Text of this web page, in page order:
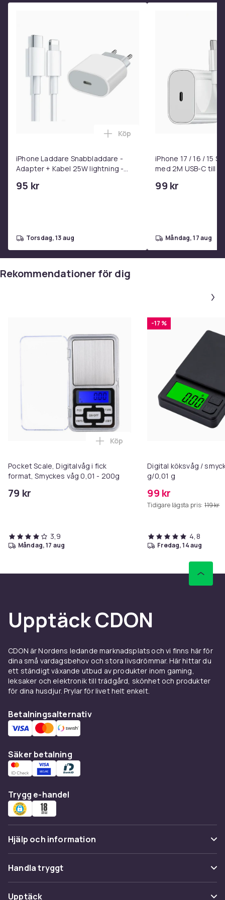
iPhone Laddare Snabbladdare -
Adapter + Kabel 25W lightning -
95 kr
Lägg till iPhone Laddare
Köp
torsdag, 13 aug
iPhone 17 / 16 / 15
med 2M USB-C till
99 kr
måndag, 17 aug
Rekommendationer för dig
Pocket Scale, Digitalvåg i fick
format, Smyckes våg 0,01 - 200g
79 kr
Lägg till Pocket Scale,
Köp
3,9
måndag, 17 aug
-17 %
Digital köksvåg /
g/0,01 g
99 kr
Tidigare lägsta pris: 119 kr
4,8
fredag, 14 aug
Upptäck CDON
CDON är Nordens ledande marknadsplats och vi finns här för
dina små vardagsbehov och stora livsdrömmar. Här hittar du
ett ständigt växande utbud av produkter inom gaming,
leksaker och elektronik till trädgård, skönhet och produkter
för dina husdjur. Prylar för livet helt enkelt.
Betalningsalternativ
Säker betalning
Trygg e-handel
Hjälp och information
Vanliga frågor
Spåra paket
Handla tryggt
Betalning
Upptäck